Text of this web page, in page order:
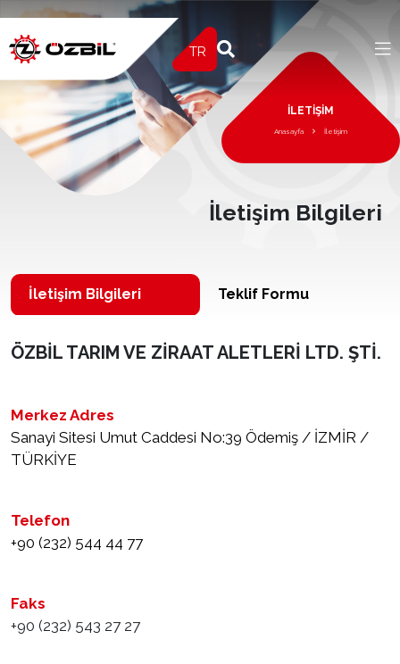
TR
İLETIŞIM
Anasayfa İletişim
İletişim Bilgileri
İletişim Bilgileri Teklif Formu
ÖZBİL TARIM VE ZİRAAT ALETLERİ LTD. ŞTİ.
Merkez Adres
Sanayi Sitesi Umut Caddesi No:39 Ödemiş / İZMİR /
TÜRKİYE
Telefon
+90 (232) 544 44 77
Faks
+90 (232) 543 27 27